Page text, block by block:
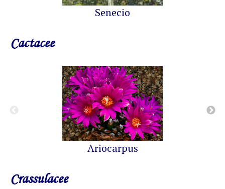
Senecio
Cactacee
Ariocarpus
Crassulacee